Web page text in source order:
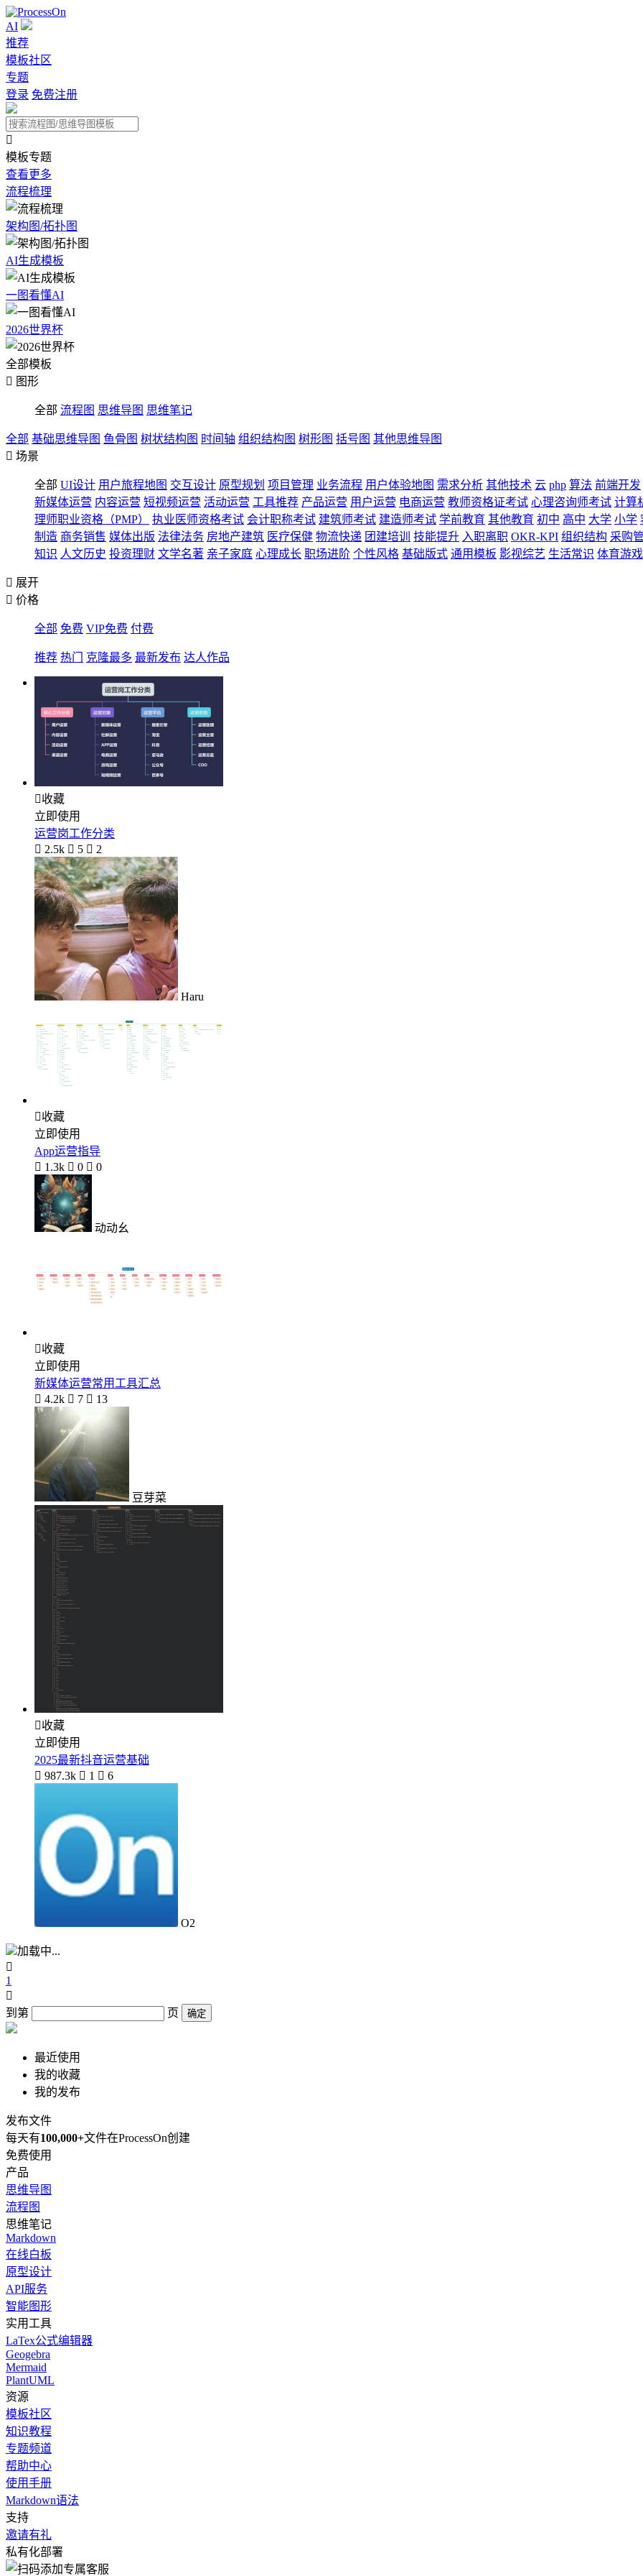
AI
推荐
模板社区
专题
登录 免费注册

模板专题
查看更多
流程梳理
架构图/拓扑图
AI生成模板
一图看懂AI
2026世界杯
全部模板
 图形
全部 流程图 思维导图 思维笔记
全部 基础思维导图 鱼骨图 树状结构图 时间轴 组织结构图 树形图 括号图 其他思维导图
 场景
全部 UI设计 用户旅程地图 交互设计 原型规划 项目管理 业务流程 用户体验地图 需求分析 其他技术 云 php 算法 前端开发
新媒体运营 内容运营 短视频运营 活动运营 工具推荐 产品运营 用户运营 电商运营 教师资格证考试 心理咨询师考试 计算
理师职业资格（PMP）
执业医师资格考试 会计职称考试 建筑师考试 建造师考试 学前教育 其他教育 初中 高中 大学 小学
制造 商务销售 媒体出版 法律法务 房地产建筑 医疗保健 物流快递 团建培训 技能提升 入职离职 OKR-KPI 组织结构 采购
知识 人文历史 投资理财 文学名著 亲子家庭 心理成长 职场进阶 个性风格 基础版式 通用模板 影视综艺 生活常识 体育游戏
 展开
 价格
全部 免费 VIP免费 付费
推荐 热门 克隆最多 最新发布 达人作品
收藏
立即使用
运营岗工作分类
 2.5k  5  2
Haru
收藏
立即使用
App运营指导
 1.3k  0  0
动动幺
收藏
立即使用
新媒体运营常用工具汇总
 4.2k  7  13
豆芽菜
收藏
立即使用
2025最新抖音运营基础
 987.3k  1  6
O2
加载中...

1

到第
页 确定
最近使用
我的收藏
我的发布
发布文件
每天有100,000+文件在ProcessOn创建
免费使用
产品
思维导图
流程图
思维笔记
Markdown
在线白板
原型设计
API服务
智能图形
实用工具
LaTex公式编辑器
Geogebra
Mermaid
PlantUML
资源
模板社区
知识教程
专题频道
帮助中心
使用手册
Markdown语法
支持
邀请有礼
私有化部署